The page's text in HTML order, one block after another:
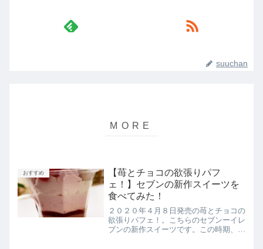
suuchan
おすすめ
【苺とチョコの欲張りパフ
ェ！】セブンの新作スイーツを
食べてみた！
２０２０年４月８日発売の苺とチョコの
欲張りパフェ！。こちらのセブンーイレ
ブンの新作スイーツです。この時期、入